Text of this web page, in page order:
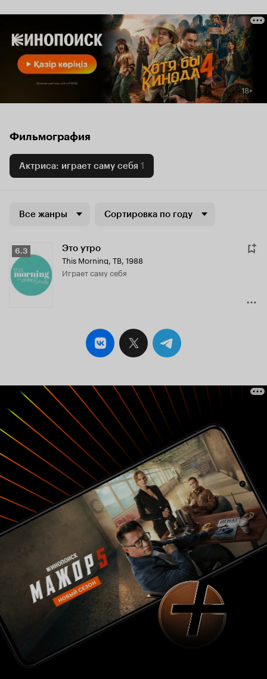
Фильмография
Актриса: играет саму себя 1
Все жанры Сортировка по году
Рейтинг
Кинопоиска
6.3
6.3 Это утро
This Morning, ТВ, 1988
играет саму себя